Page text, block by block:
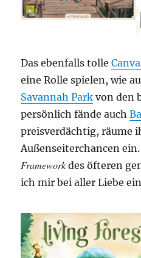
Das ebenfalls tolle
eine Rolle spielen, wie
Savannah Park von den
persönlich fände auch
preisverdächtig, räume
Außenseiterchancen
Framework des öfteren
ich mir bei aller Liebe